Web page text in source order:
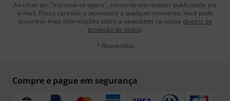
Ao clicar em "Inscreva-se agora", concordo em receber publicidade por
e-mail. Posso cancelar a assinatura a qualquer momento. Você pode
encontrar mais informações sobre a newsletter na nossa diretriz de
proteção de dados.
* Requeridos
Compre e pague em segurança